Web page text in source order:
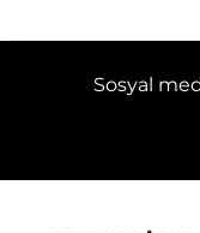
Sosyal